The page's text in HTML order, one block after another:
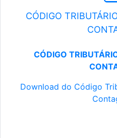
CÓDIGO
CÓDIGO
Download do Código